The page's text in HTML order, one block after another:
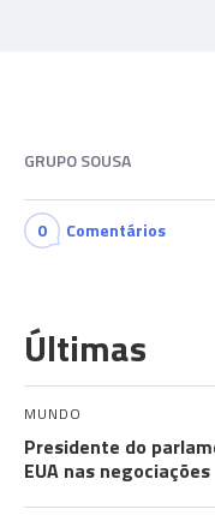
GRUPO SOUSA
0 Comentários
Últimas
MUNDO
Presidente do
EUA nas negociações